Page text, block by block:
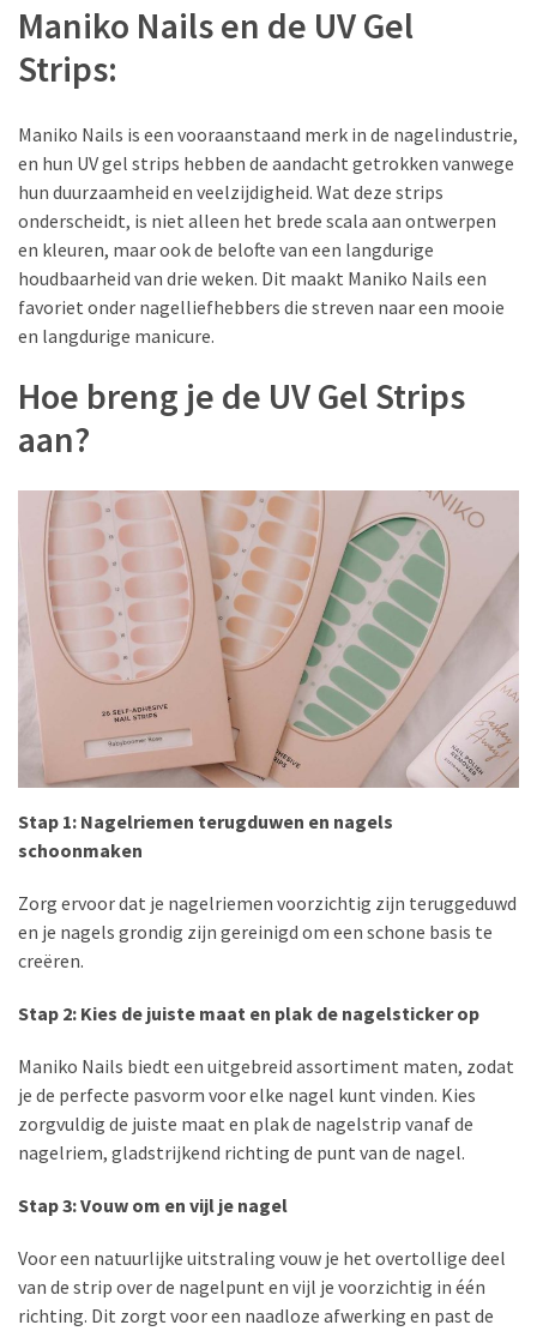
tips
Licht
Verhoogd:
Hoe
Accessoires
Outfit
Meer
Geven
Oogmake-
Must-
Haves:
Geheimen
voor
Betoverende
USED
REISINSPIRATIE
(12)
NAGELLAK
(9)
SCHOONHEIDSHULPMIDDELEN
(8)
MODE-
OUTFIT
HUIDVERZORGING
(41)
Gezichtscrèmes
(16)
Maniko Nails en de UV Gel
Strips:
Maniko Nails is een vooraanstaand merk in de nagelindustrie,
en hun UV gel strips hebben de aandacht getrokken vanwege
hun duurzaamheid en veelzijdigheid. Wat deze strips
onderscheidt, is niet alleen het brede scala aan ontwerpen
en kleuren, maar ook de belofte van een langdurige
houdbaarheid van drie weken. Dit maakt Maniko Nails een
favoriet onder nagelliefhebbers die streven naar een mooie
en langdurige manicure.
Hoe breng je de UV Gel Strips
aan?
Stap 1: Nagelriemen terugduwen en nagels
schoonmaken
Zorg ervoor dat je nagelriemen voorzichtig zijn teruggeduwd
en je nagels grondig zijn gereinigd om een schone basis te
creëren.
Stap 2: Kies de juiste maat en plak de nagelsticker op
Maniko Nails biedt een uitgebreid assortiment maten, zodat
je de perfecte pasvorm voor elke nagel kunt vinden. Kies
zorgvuldig de juiste maat en plak de nagelstrip vanaf de
nagelriem, gladstrijkend richting de punt van de nagel.
Stap 3: Vouw om en vijl je nagel
Voor een natuurlijke uitstraling vouw je het overtollige deel
van de strip over de nagelpunt en vijl je voorzichtig in één
richting. Dit zorgt voor een naadloze afwerking en past de